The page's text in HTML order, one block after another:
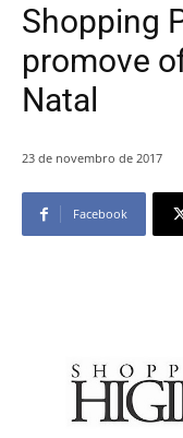
Shopping
promove
Natal
23 de novembro de 2017
Facebook